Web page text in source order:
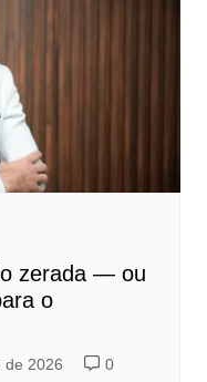
zerada — ou
o
de 2026 0